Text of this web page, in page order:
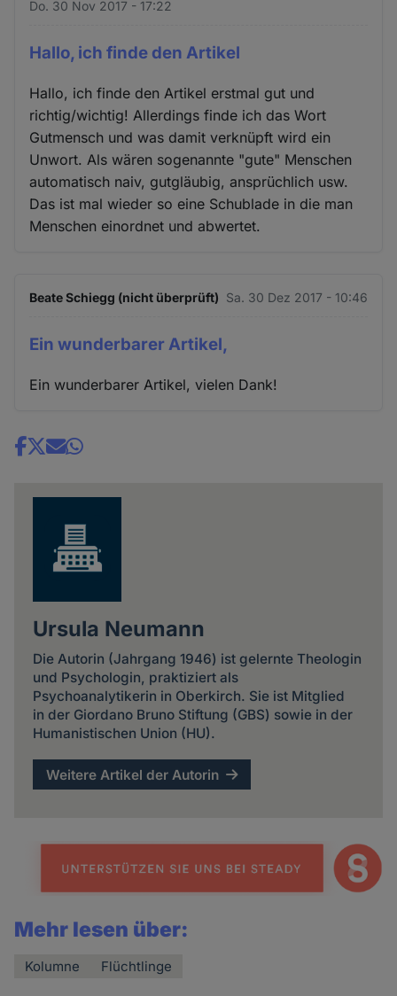
Do. 30 Nov 2017 - 17:22
Hallo, ich finde den Artikel
Hallo, ich finde den Artikel erstmal gut und
richtig/wichtig! Allerdings finde ich das Wort
Gutmensch und was damit verknüpft wird ein
Unwort. Als wären sogenannte "gute" Menschen
automatisch naiv, gutgläubig, ansprüchlich usw.
Das ist mal wieder so eine Schublade in die man
Menschen einordnet und abwertet.
Beate Schiegg (nicht überprüft) Sa. 30 Dez 2017 - 10:46
Ein wunderbarer Artikel,
Ein wunderbarer Artikel, vielen Dank!
Share
Ursula Neumann
Die Autorin (Jahrgang 1946) ist gelernte Theologin
und Psychologin, praktiziert als
Psychoanalytikerin in Oberkirch. Sie ist Mitglied
in der Giordano Bruno Stiftung (GBS) sowie in der
Humanistischen Union (HU).
Weitere Artikel der Autorin
Mehr lesen über:
Kolumne Flüchtlinge